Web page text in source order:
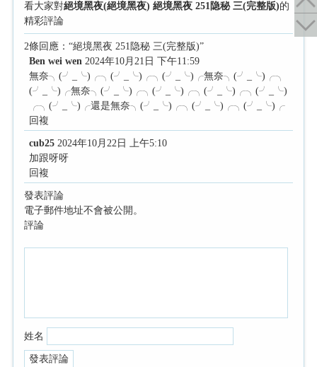
看大家對絕境黑夜(絕境黑夜) 絕境黑夜 251隐秘 三(完整版)的
精彩評論
2條回應：“絕境黑夜 251隐秘 三(完整版)”
Ben wei wen 2024年10月21日 下午11:59
無奈╮(╯_╰)╭╮(╯_╰)╭╮(╯_╰)╭無奈╮(╯_╰)╭╮
(╯_╰)╭無奈╮(╯_╰)╭╮(╯_╰)╭╮(╯_╰)╭╮(╯_╰)
╭╮(╯_╰)╭還是無奈╮(╯_╰)╭╮(╯_╰)╭╮(╯_╰)╭
回複
cub25 2024年10月22日 上午5:10
加跟呀呀
回複
發表評論
電子郵件地址不會被公開。
評論
姓名